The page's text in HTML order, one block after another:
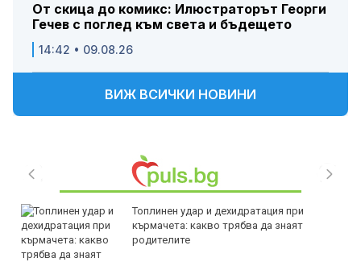
От скица до комикс: Илюстраторът Георги
Гечев с поглед към света и бъдещето
14:42 • 09.08.26
ВИЖ ВСИЧКИ НОВИНИ
Топлинен удар и дехидратация при
кърмачета: какво трябва да знаят
родителите